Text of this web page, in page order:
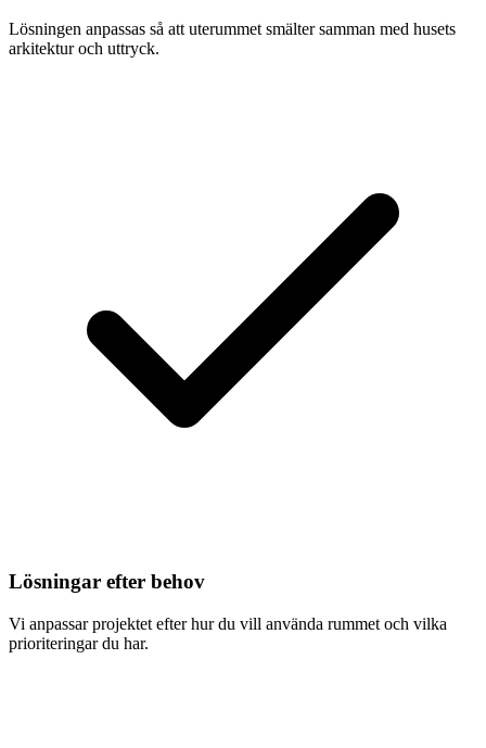
Lösningen anpassas så att uterummet smälter samman med husets
arkitektur och uttryck.
Lösningar efter behov
Vi anpassar projektet efter hur du vill använda rummet och vilka
prioriteringar du har.